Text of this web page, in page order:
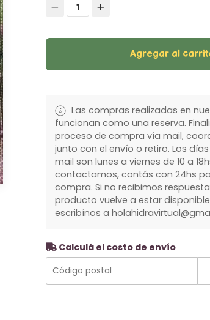
1
Agregar al
Las compras realizadas en
funcionan como una reserva.
proceso de compra vía mail,
junto con el envío o retiro. Los
mail son lunes a viernes de 10 a
contactamos, contás con 24hs
compra. Si no recibimos
producto vuelve a estar
escribínos a
Calculá el costo de envío